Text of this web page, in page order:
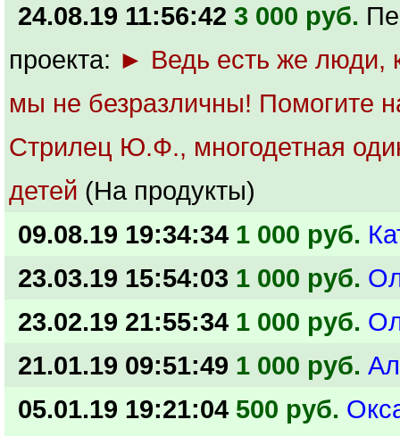
24.08.19 11:56:42 3 000 руб.
проекта: ► Ведь есть же люди,
мы не безразличны! Помогите
Стрилец Ю.Ф., многодетная
детей (На продукты)
09.08.19 19:34:34 1 000 руб.
23.03.19 15:54:03 1 000 руб.
23.02.19 21:55:34 1 000 руб.
21.01.19 09:51:49 1 000 руб.
05.01.19 19:21:04 500 руб.